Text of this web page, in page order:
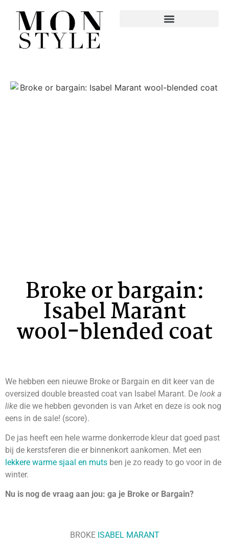
Broke or bargain:
Isabel Marant
wool-blended coat
We hebben een nieuwe Broke or Bargain en dit keer van de
oversized double breasted coat van Isabel Marant. De look a
like die we hebben gevonden is van Arket en deze is ook nog
eens in de sale! (score).
De jas heeft een hele warme donkerrode kleur dat goed past
bij de kerstsferen die er binnenkort aankomen. Met een
lekkere warme sjaal en muts ben je zo ready to go voor in de
winter.
Nu is nog de vraag aan jou: ga je Broke or Bargain?
BROKE ISABEL MARANT